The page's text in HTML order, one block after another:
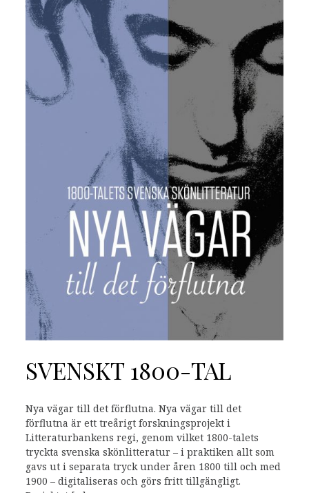
SVENSKT 1800-TAL
Nya vägar till det förflutna. Nya vägar till det
förflutna är ett treårigt forskningsprojekt i
Litteraturbankens regi, genom vilket 1800-talets
tryckta svenska skönlitteratur – i praktiken allt som
gavs ut i separata tryck under åren 1800 till och med
1900 – digitaliseras och görs fritt tillgängligt.